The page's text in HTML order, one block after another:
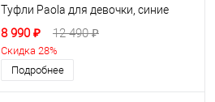
Туфли Paola для девочки, синие
8 990 ₽ 12 490 ₽
Скидка 28%
Подробнее